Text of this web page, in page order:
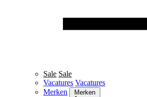
Sale Sale
Vacatures Vacatures
Merken
Merken